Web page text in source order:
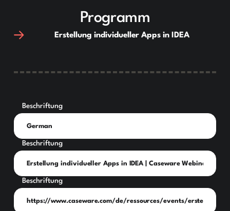
Programm
Erstellung individueller Apps in IDEA
Beschriftung
Beschriftung
Beschriftung